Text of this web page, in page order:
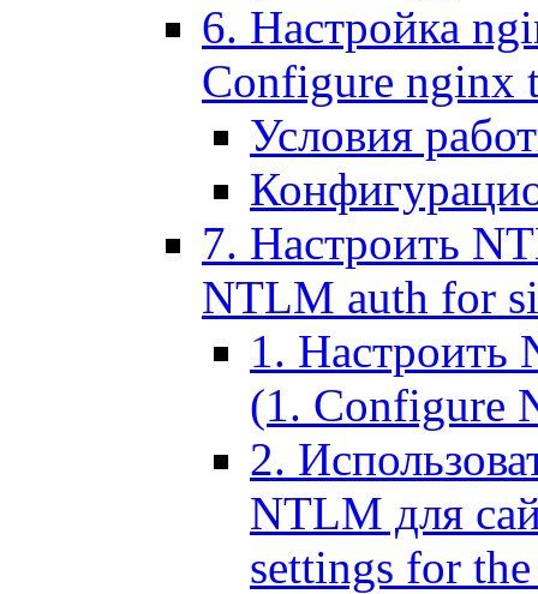
6. Настройка
Configure nginx
Условия
7. Настроить
NTLM auth for
1. Настроить
(1. Configure
2.
NTLM для
settings for